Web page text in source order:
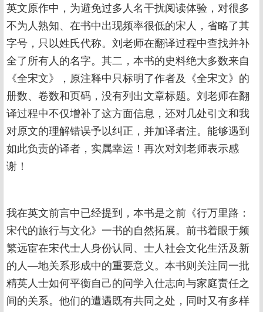
英文原作中，为避免过多人名干扰阅读体验，对很多
不为人熟知、在书中出现频率很低的宋人，省略了其
字号，只以姓氏代称。刘老师在翻译过程中查找并补
全了所有人的名字。其二，本书的史料绝大多数来自
《全宋文》，原注释中只标明了作者及《全宋文》的
册数、卷数和页码，没有列出文章标题。刘老师在翻
译过程中不仅增补了这方面信息，还对几处引文和我
对原文的理解错误予以纠正，并加译者注。能够遇到
如此负责的译者，实属幸运！再次对刘老师表示感
谢！
我在英文前言中已经提到，本书是之前《行万里路：
宋代的旅行与文化》一书的自然拓展。前书着眼于频
繁远宦在宋代士人身份认同、士人社会文化生活及新
的人—地关系形成中的重要意义。本书则关注同一批
精英人士如何平衡自己的问学入仕志向与家庭责任之
间的关系。他们的遭遇既有共同之处，同时又有多样